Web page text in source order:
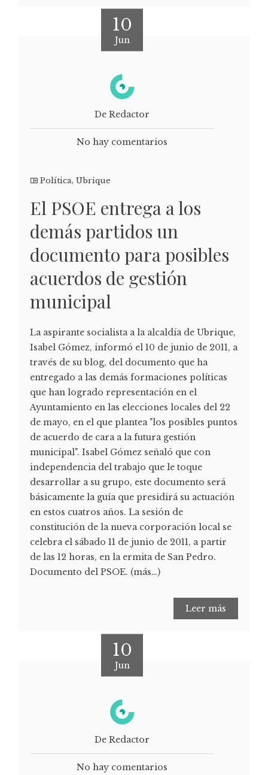
10
Jun
De Redactor
No hay comentarios
Política, Ubrique
El PSOE entrega a los
demás partidos un
documento para posibles
acuerdos de gestión
municipal
La aspirante socialista a la alcaldía de Ubrique,
Isabel Gómez, informó el 10 de junio de 2011, a
través de su blog, del documento que ha
entregado a las demás formaciones políticas
que han logrado representación en el
Ayuntamiento en las elecciones locales del 22
de mayo, en el que plantea "los posibles puntos
de acuerdo de cara a la futura gestión
municipal". Isabel Gómez señaló que con
independencia del trabajo que le toque
desarrollar a su grupo, este documento será
básicamente la guía que presidirá su actuación
en estos cuatros años. La sesión de
constitución de la nueva corporación local se
celebra el sábado 11 de junio de 2011, a partir
de las 12 horas, en la ermita de San Pedro.
Documento del PSOE. (más…)
Leer más
10
Jun
De Redactor
No hay comentarios